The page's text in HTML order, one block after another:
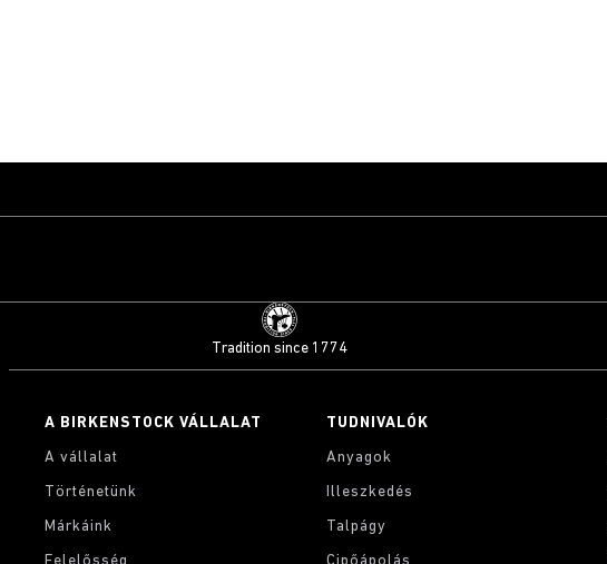
Tradition since 1774
A BIRKENSTOCK VÁLLALAT
A vállalat
Történetünk
Márkáink
TUDNIVALÓK
Anyagok
Illeszkedés
Talpágy